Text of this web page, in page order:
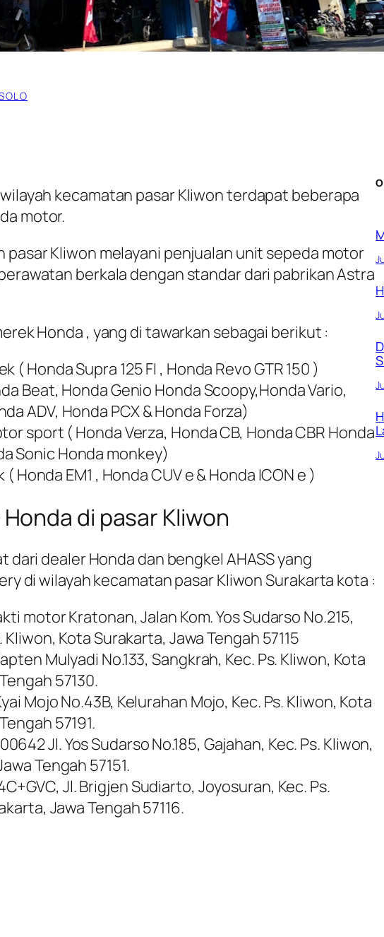
kecamatan pasar Kliwon terdapat beberapa
motor.
pasar Kliwon melayani penjualan unit sepeda motor
berkala dengan standar dari pabrikan Astra
Honda , yang di tawarkan sebagai berikut :
( Honda Supra 125 FI , Honda Revo GTR 150 )
Beat, Honda Genio Honda Scoopy,Honda Vario,
ADV, Honda PCX & Honda Forza)
sport ( Honda Verza, Honda CB, Honda CBR Honda
Sonic Honda monkey)
Honda EM1 , Honda CUV e & Honda ICON e )
di pasar Kliwon
dari dealer Honda dan bengkel AHASS yang
di wilayah kecamatan pasar Kliwon Surakarta kota :
motor Kratonan, Jalan Kom. Yos Sudarso No.215,
Kliwon, Kota Surakarta, Jawa Tengah 57115
Mulyadi No.133, Sangkrah, Kec. Ps. Kliwon, Kota
57130.
Mojo No.43B, Kelurahan Mojo, Kec. Ps. Kliwon, Kota
57191.
Jl. Yos Sudarso No.185, Gajahan, Kec. Ps. Kliwon,
Tengah 57151.
Jl. Brigjen Sudiarto, Joyosuran, Kec. Ps.
Jawa Tengah 57116.